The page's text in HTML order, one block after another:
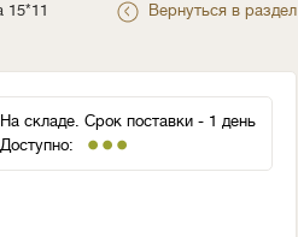
15*11 Вернуться в раздел
На складе. Срок поставки - 1 день
Доступно: